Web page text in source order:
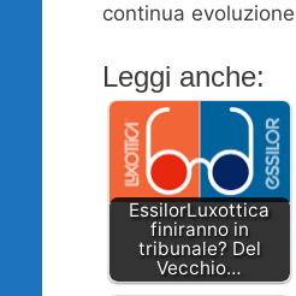
continua
Leggi anche:
EssilorLuxottica
finiranno in
tribunale? Del
Vecchio…